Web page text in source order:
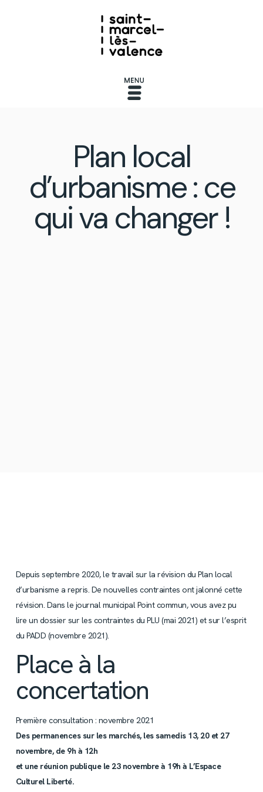
Plan local
d’urbanisme : ce
qui va changer !
Depuis septembre 2020, le travail sur la révision du Plan local
d’urbanisme a repris. De nouvelles contraintes ont jalonné cette
révision. Dans le journal municipal Point commun, vous avez pu
lire un dossier sur les contraintes du PLU (mai 2021) et sur l’esprit
du PADD (novembre 2021).
Place à la
concertation
Première consultation : novembre 2021
Des permanences sur les marchés, les samedis 13, 20 et 27
novembre, de 9h à 12h
et une réunion publique le 23 novembre à 19h à L’Espace
Culturel Liberté.